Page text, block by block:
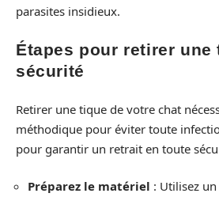
parasites insidieux.
Étapes pour retirer une
sécurité
Retirer une tique de votre chat
méthodique pour éviter toute
pour garantir un retrait en toute
Préparez le matériel : Utilisez un